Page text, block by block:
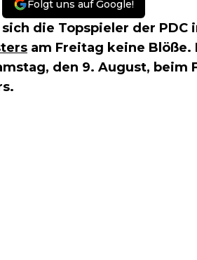
Folgt uns auf Google!
die Topspieler der PDC
am Freitag keine
den 9. August, beim